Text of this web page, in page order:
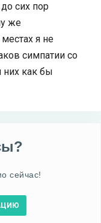
сих пор
же
я не
симпатии со
как бы
сейчас!